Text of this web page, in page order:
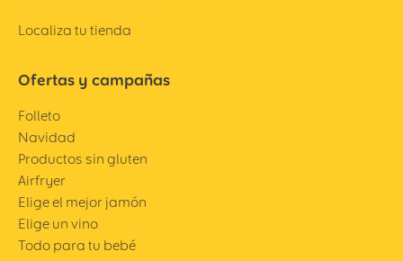
Localiza tu tienda
Ofertas y campañas
Folleto
Navidad
Productos sin gluten
Airfryer
Elige el mejor jamón
Elige un vino
Todo para tu bebé